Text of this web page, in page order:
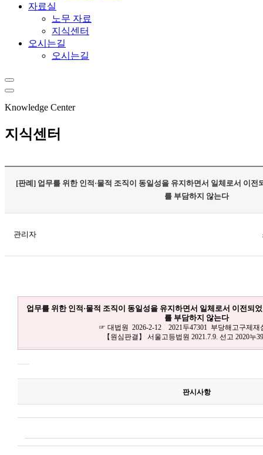
자료실
노무 자료
지식센터
오시는길
오시는길
Knowledge Center
지식센터
[판례] 업무를 위한 인적·물적 조직이 동일성을 유지하면서 일체로서 이
를 부담하지 않는다
관리자
업무를 위한 인적·물적 조직이 동일성을 유지하면서 일체로서 이전되
를 부담하지 않는다
☞ 대법원 2026-2-12 2021두47301 부당해고구제재
【원심판결】 서울고등법원 2021.7.9. 선고 2020누
판시사항